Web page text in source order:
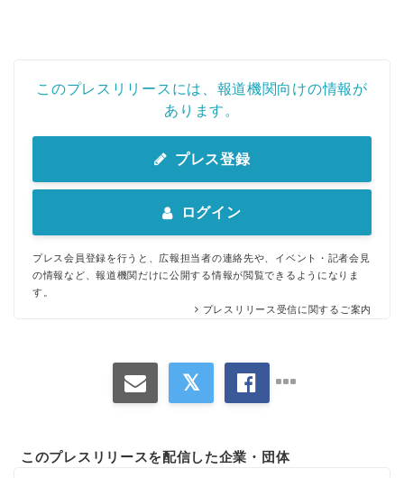
このプレスリリースには、報道機関向けの情報が
あります。
プレス登録
ログイン
プレス会員登録を行うと、広報担当者の連絡先や、イベント・記者会見
の情報など、報道機関だけに公開する情報が閲覧できるようになりま
す。
プレスリリース受信に関するご案内
このプレスリリースを配信した企業・団体